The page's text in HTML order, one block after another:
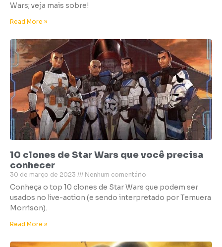
Wars; veja mais sobre!
Read More »
10 clones de Star Wars que você precisa
conhecer
30 de março de 2023 Nenhum comentário
Conheça o top 10 clones de Star Wars que podem ser
usados no live-action (e sendo interpretado por Temuera
Morrison).
Read More »